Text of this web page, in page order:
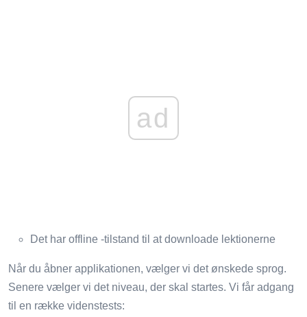
ad
Det har offline -tilstand til at downloade lektionerne
Når du åbner applikationen, vælger vi det ønskede sprog.
Senere vælger vi det niveau, der skal startes. Vi får adgang
til en række videnstests: